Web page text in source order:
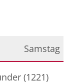
Samstag
(1221)